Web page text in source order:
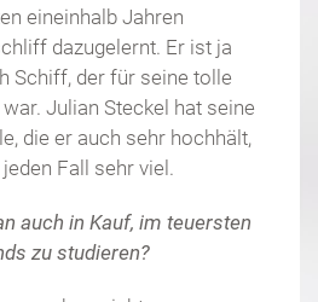
eineinhalb Jahren
dazugelernt. Er ist ja
Schiff, der für seine tolle
Julian Steckel hat seine
die er auch sehr hochhält,
Fall sehr viel.
auch in Kauf, im teuersten
zu studieren?